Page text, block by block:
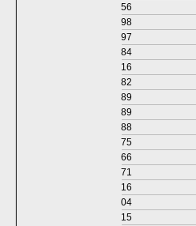
56
98
97
84
16
82
89
89
88
75
66
71
16
04
15